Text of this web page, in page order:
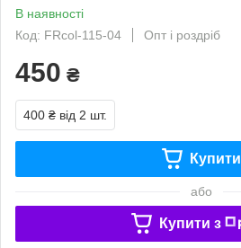
В наявності
Код: FRcol-115-04
Опт і роздріб
450 ₴
400 ₴ від 2 шт.
Купити
або
Купити з